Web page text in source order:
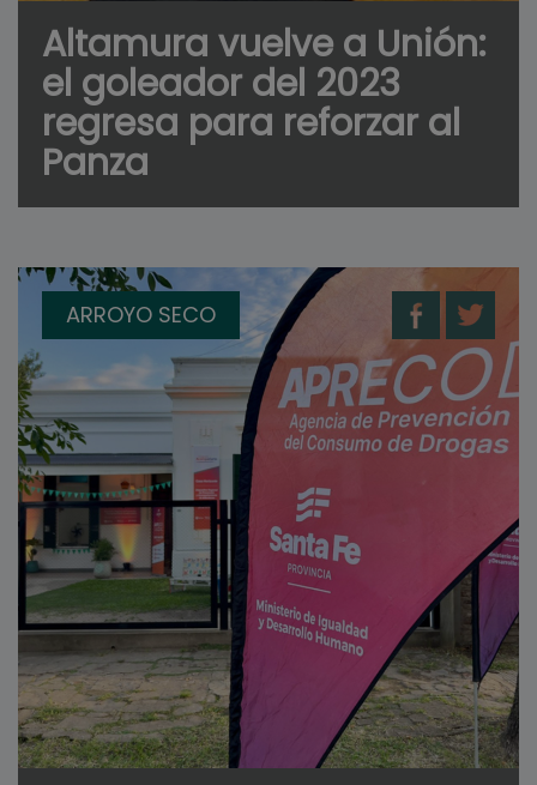
Altamura vuelve a Unión:
el goleador del 2023
regresa para reforzar al
Panza
ARROYO SECO